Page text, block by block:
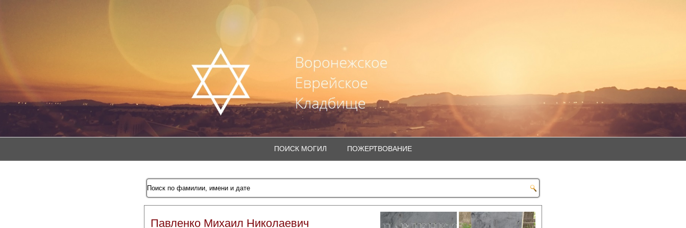
ПОИСК МОГИЛ ПОЖЕРТВОВАНИЕ
Павленко Михаил Николаевич